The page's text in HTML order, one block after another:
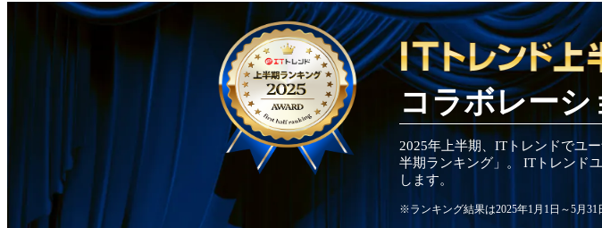
コラボレー
2025年上半期 、ITトレンドでユ
半期ランキング」。 ITトレンド
します。
※ランキング結果は2025年1月1日～5月31